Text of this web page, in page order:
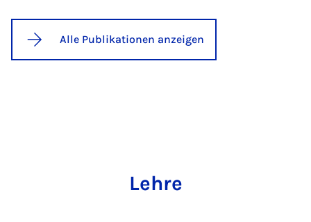
Alle Publikationen anzeigen
Lehre